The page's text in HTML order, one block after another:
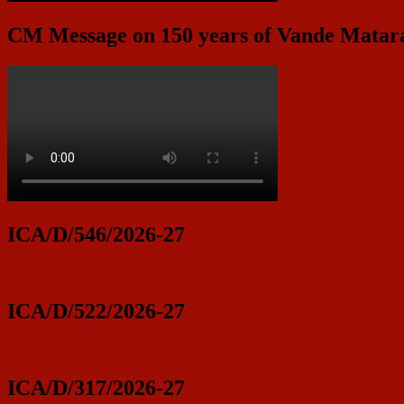
CM Message on 150 years of Vande
ICA/D/546/2026-27
ICA/D/522/2026-27
ICA/D/317/2026-27